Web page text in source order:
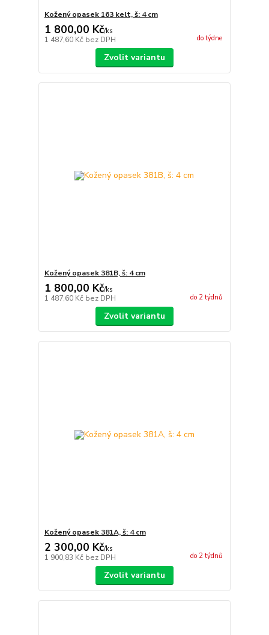
Kožený opasek 163 kelt, š: 4 cm
1 800,00 Kč/ks
1 487,60 Kč bez DPH do týdne
Zvolit variantu
Kožený opasek 381B, š: 4 cm
1 800,00 Kč/ks
1 487,60 Kč bez DPH do 2 týdnů
Zvolit variantu
Kožený opasek 381A, š: 4 cm
2 300,00 Kč/ks
1 900,83 Kč bez DPH do 2 týdnů
Zvolit variantu